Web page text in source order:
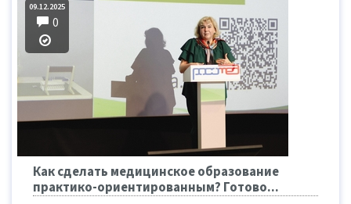
09.12.2025
0
Как сделать медицинское образование
практико-ориентированным? Готово...